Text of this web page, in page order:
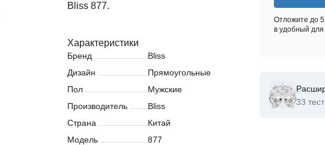
Bliss 877.
Характеристики
Бренд
Bliss
Дизайн
Прямоугольные
Пол
Мужские
Производитель
Bliss
Страна
Китай
Модель
877
Отложите до
в удобный для
33